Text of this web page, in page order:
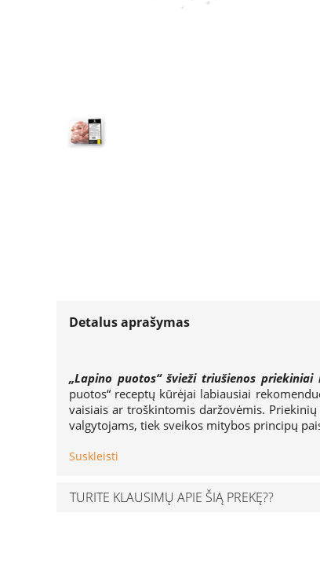
Detalus aprašymas
„Lapino puotos“ švieži triušienos priekiniai
puotos“ receptų kūrėjai labiausiai
vaisiais ar troškintomis daržovėmis.
valgytojams, tiek sveikos mitybos principų
Suskleisti
TURITE KLAUSIMŲ APIE ŠIĄ PREKĘ??